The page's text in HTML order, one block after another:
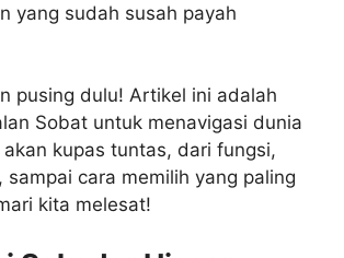
yang sudah susah payah
pusing dulu! Artikel ini adalah
Sobat untuk menavigasi dunia
kupas tuntas, dari fungsi,
sampai cara memilih yang paling
kita melesat!